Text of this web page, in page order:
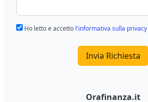
Ho letto e accetto l'informativa sulla privacy
Invia Richiesta
Orafinanza.it